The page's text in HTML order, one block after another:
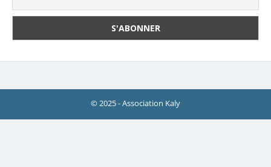
© 2025 - Association Kaly